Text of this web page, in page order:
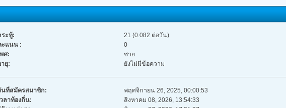
ระทู้:
21 (0.082 ต่อวัน)
ะแนน :
0
พศ:
ชาย
ายุ:
ยังไม่มีข้อความ
นที่สมัครสมาชิก:
พฤศจิกายน 26, 2025, 00:00:53
วลาท้องถิ่น:
สิงหาคม 08, 2026, 13:54:33